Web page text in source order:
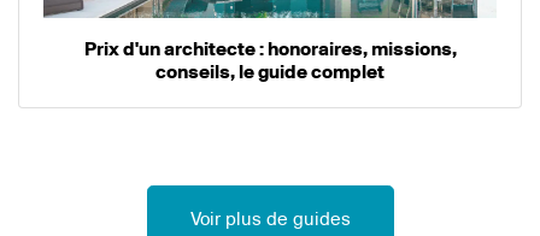
Prix d'un architecte : honoraires, missions,
conseils, le guide complet
Voir plus de guides